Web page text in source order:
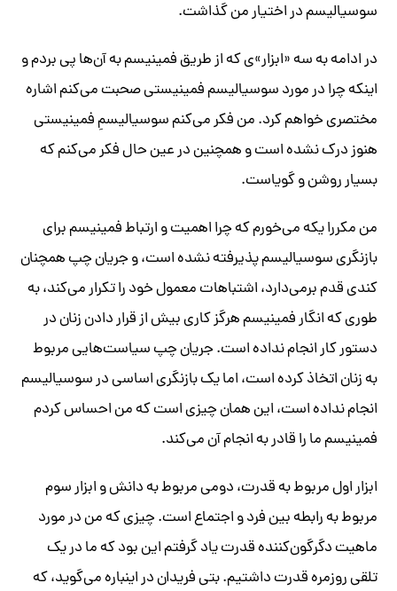
سوسیالیسم در اختیار من گذاشت.
در ادامه به سه «ابزار»ی که از طریق فمینیسم به آن‌ها پی بردم و
اینکه چرا در مورد سوسیالیسم فمینیستی صحبت می‌کنم اشاره
مختصری خواهم کرد. من فکر می‌کنم سوسیالیسمِ فمینیستی
هنوز درک نشده است و همچنین در عین حال فکر می‌کنم که
بسیار روشن و گویاست.
من مکررا یکه می‌خورم که چرا اهمیت و ارتباط فمینیسم برای
بازنگری سوسیالیسم پذیرفته نشده است، و جریان چپ همچنان
کندی قدم برمی‌دارد، اشتباهات معمول خود را تکرار می‌کند، به
‌طوری ‌که انگار فمینیسم هرگز کاری بیش از قرار دادن زنان در
دستور کار انجام نداده است. جریان چپ سیاست‌هایی مربوط
به زنان اتخاذ کرده‌ است، اما یک بازنگری اساسی در سوسیالیسم
انجام نداده‌ است، این همان چیزی است که من احساس کردم
فمینیسم ما را قادر به انجام آن می‌کند.
ابزار اول مربوط به قدرت، دومی مربوط به دانش و ابزار سوم
مربوط به رابطه بین فرد و اجتماع است. چیزی که من در مورد
ماهیت دگرگون‌کننده قدرت یاد گرفتم این بود که ما در یک
تلقی روزمره قدرت داشتیم. بتی فریدان در اینباره می‌گوید، که